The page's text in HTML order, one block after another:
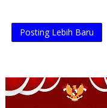
Posting Lebih Baru